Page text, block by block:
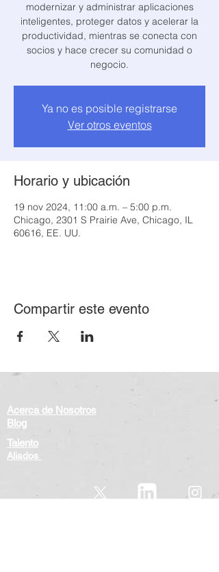
modernizar y administrar aplicaciones
inteligentes, proteger datos y acelerar la
productividad, mientras se conecta con
socios y hace crecer su comunidad o
Ya no es posible registrarse
Ver otros eventos
Horario y ubicación
19 nov 2024, 11:00 a.m. – 5:00 p.m.
Chicago, 2301 S Prairie Ave, Chicago, IL
60616, EE. UU.
Compartir este evento
Acerca de Nosotros
Blog
Talento
Aliados